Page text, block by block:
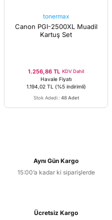
tonermax
Canon PGI-2500XL Muadil
Kartuş Set
1.256,86 TL KDV Dahil
Havale Fiyatı
1.194,02 TL
(%5 indirimli)
Stok Adedi : 48 Adet
Aynı Gün Kargo
15:00’a kadar ki siparişlerde
Ücretsiz Kargo